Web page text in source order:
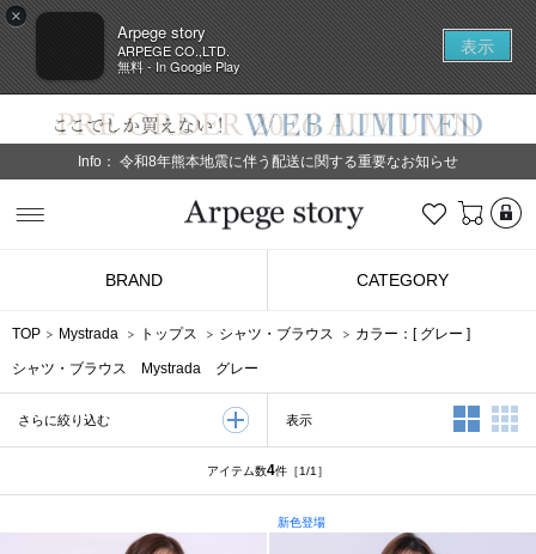
×
Arpege story
ARPEGE CO.,LTD.
無料 - In Google Play
表示
Info： 令和8年熊本地震に伴う配送に関する重要なお知らせ
お気に入り
BRAND CATEGORY
TOP Mystrada トップス シャツ・ブラウス カラー：[ グレー ]
シャツ・ブラウス Mystrada グレー
さらに絞り込む 表示 2列表示
アイテム数4件 ［1/1］
新色登場